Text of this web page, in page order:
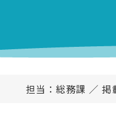
担当：総務課 ／